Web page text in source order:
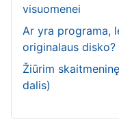
visuomenei
Ar yra programa,
originalaus disko?
Žiūrim
dalis)